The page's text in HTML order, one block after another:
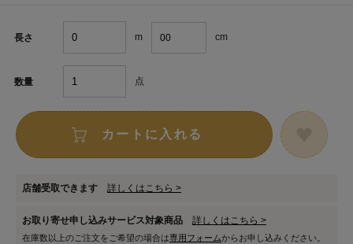
長さ m cm
数量 点
カートに入れる
店舗受取できます 詳しくはこちら >
お取り寄せ申し込みサービス対象商品 詳しくはこちら >
在庫数以上のご注文をご希望の場合は専用フォームからお申し込みください。